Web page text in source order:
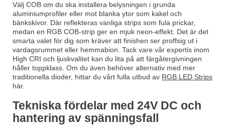
Välj COB om du ska installera belysningen i grunda
aluminiumprofiler eller mot blanka ytor som kakel och
bänkskivor. Där reflekteras vanliga strips som fula prickar,
medan en RGB COB-strip ger en mjuk neon-effekt. Det är det
smarta valet för dig som kräver att finishen ser proffsig ut i
vardagsrummet eller hemmabion. Tack vare vår expertis inom
High CRI och ljuskvalitet kan du lita på att färgåtergivningen
håller toppklass. Om du även behöver alternativ med mer
traditionella dioder, hittar du vårt fulla utbud av RGB LED Strips
här.
Tekniska fördelar med 24V DC och
hantering av spänningsfall